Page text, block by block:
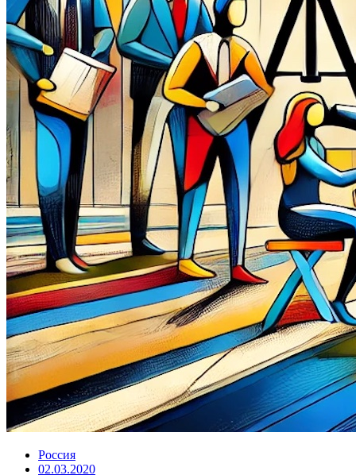
Россия
02.03.2020